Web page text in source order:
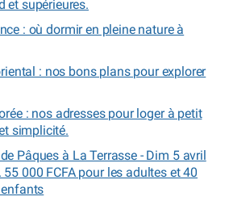
et supérieures.
: où dormir en pleine nature à
: nos bons plans pour explorer
: nos adresses pour loger à petit
simplicité.
Pâques à La Terrasse - Dim 5 avril
000 FCFA pour les adultes et 40
enfants